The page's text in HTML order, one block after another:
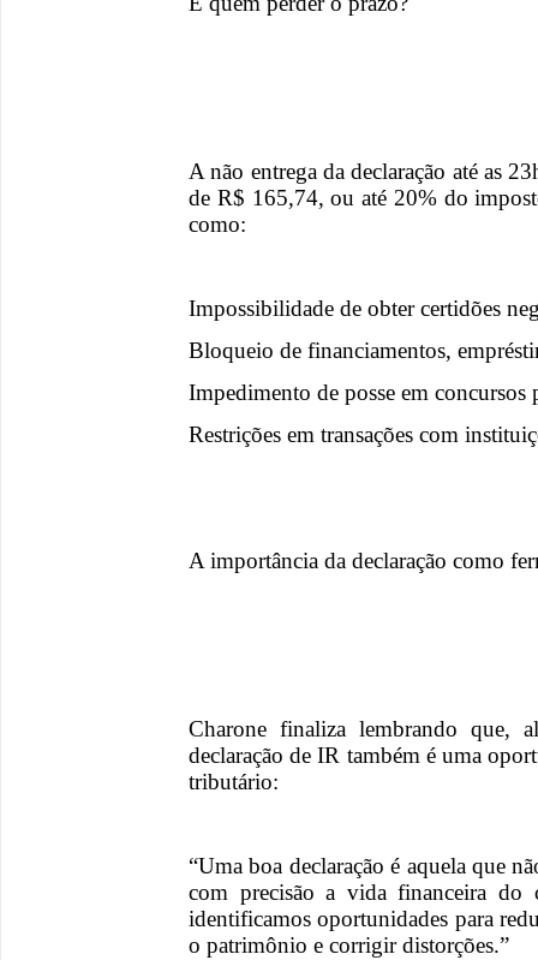
A não entrega da declaração até as
de R$ 165,74, ou até 20% do
como:
Impossibilidade de obter certidões
Bloqueio de financiamentos,
Impedimento de posse em concursos
Restrições em transações com
A importância da declaração como
Charone finaliza lembrando que,
declaração de IR também é uma
tributário:
“Uma boa declaração é aquela que
com precisão a vida financeira do
identificamos oportunidades para
o patrimônio e corrigir distorções.”